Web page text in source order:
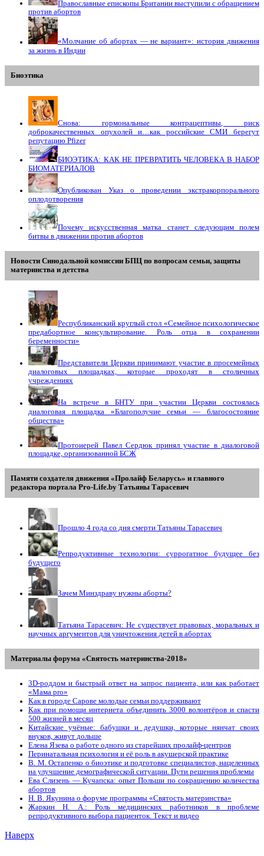
Православные епископы Британии выступили с обращением
против абортов
«Молчание об абортах — не вариант»: история движения
за жизнь в Индии
Биоэтика
Снова: гормональные контрацептивы, риск
доброкачественных опухолей и…как российские СМИ берегут
репутацию Pfizer
БИОЭТИКА: КАК НЕ ПРЕВРАТИТЬ ЧЕЛОВЕКА В НАБОР
БИОМАТЕРИАЛОВ
Опубликован Указ о проведении экстракорпорального
оплодотворения
Почему искусственная матка станет следующим полем
битвы в движении против абортов
Новости Синодальной комиссии БПЦ по вопросам семьи, защиты
материнства и детства
Республиканский круглый стол «Семейное психологическое
предабортное консультирование. Роль отца в сохранении
беременности»
Представители Церкви принимают участие в просемейных
диалоговых площадках, которые проходят в столичных
учреждениях
На встрече в БНТУ при участии Церкви состоялась
диалоговая площадка «Благополучие семьи — благосостояние
общества»
Протоиерей Павел Сердюк принял участие в диалоговой
площадке, организованной БСЖ
Памяти создателя движения «Пролайф Беларусь» и главного
редактора портала Pro-Life.by Tатьяны Tарасевич
Прошло 4 года со дня смерти Татьяны Тарасевич
Репродуктивные технологии: суррогатное будущее без
будущего
Зачем Минздраву нужны аборты?
Татьяна Тарасевич: Не существует правовых, моральных и
научных аргументов для уничтожения детей в абортах
Материалы форума «Святость материнства-2018»
3D-роддом и быстрый ответ на запрос пациента, или как работает
«Мама prо»
Как в городе Сарове молодые семьи поддерживают
Как при помощи интернета объединить 3000 волонтёров и спасти
500 жизней в месяц
Китайские учёные: бабушки и дедушки, которые нянчат своих
внуков, живут дольше
Елена Язева о работе одного из старейших пролайф-центров
Перинатальная психология и её роль в акушерской практике
В. М. Остапенко о биоэтике и подготовке специалистов, нацеленных
на улучшение демографической ситуации. Пути решения проблемы
Ева Слизень — Кучапска: опыт Польши по сокращению количества
абортов
Н. В. Якунина о форуме программы «Святость материнства»
Жаркин Н. А.: Роль медицинских работников в проблеме
репродуктивного выбора пациенток. Tекст и видео
Наверх